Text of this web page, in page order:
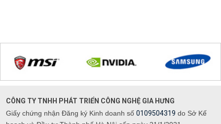
CÔNG TY TNHH PHÁT TRIỂN CÔNG NGHỆ GIA HƯNG
Giấy chứng nhận Đăng ký Kinh doanh số 0109504319 do Sở Kế